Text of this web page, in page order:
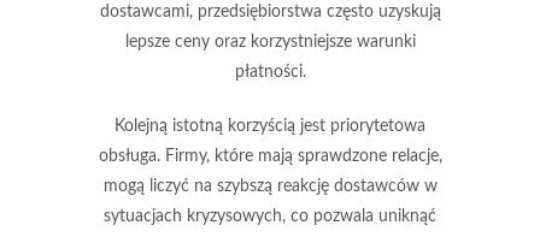
dostawcami, przedsiębiorstwa często uzyskują
lepsze ceny oraz korzystniejsze warunki
płatności.
Kolejną istotną korzyścią jest priorytetowa
obsługa. Firmy, które mają sprawdzone relacje,
mogą liczyć na szybszą reakcję dostawców w
sytuacjach kryzysowych, co pozwala uniknąć